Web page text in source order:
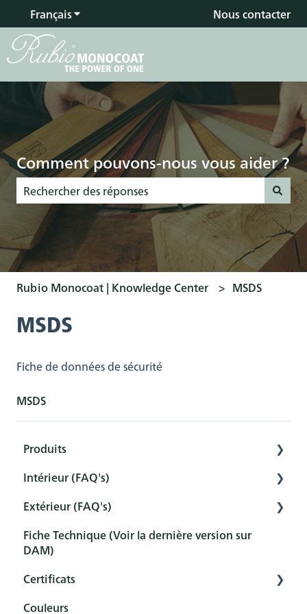
FrançaisAfficher le sous-menu pour les traductions
Nous contacter
Comment pouvons-nous vous aider ?
Il n'y a aucune suggestion car le champ de recherche est
Rubio Monocoat | Knowledge Center MSDS
MSDS
Fiche de données de sécurité
MSDS
Produits
Intérieur
Extérieur
Outils
Intérieur (FAQ's)
Préparation
Prétraitement
Extérieur (FAQ's)
Prétraitement
Fiche Technique (Voir la dernière version sur
DAM)
Certificats
Aperçu
Couleurs